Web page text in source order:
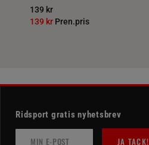
139 kr
139 kr Pren.pris
Ridsport gratis nyhetsbrev
JA TACK!